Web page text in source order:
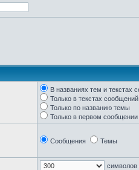
В названиях тем и текстах
Только в текстах сообщений
Только по названию темы
Только в первом
Сообщения Темы
символов